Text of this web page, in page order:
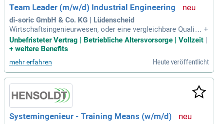
Team Leader (m/w/d) Industrial Engineering
di-soric GmbH & Co. KG | Lüdenscheid
Wirtschaftsingenieurwesen, oder eine vergleichbare Qualifik
ation bzw. Berufserfahrung mit. Du besitzt einen sicheren U
mgang mit elektronischen Messmitteln sowie mit IT-Syste
+
Unbefristeter Vertrag | Betriebliche Altersvorsorge | Vollzeit
+ weitere Benefits
mehr erfahren Heute veröffentlicht
Systemingenieur - Training Means (w/m/d)